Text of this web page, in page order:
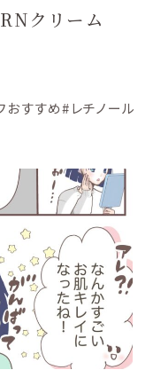
クリーム
おすすめ#レチノール